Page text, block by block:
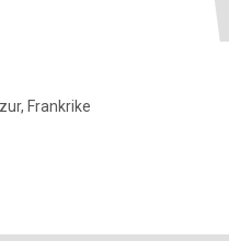
Frankrike